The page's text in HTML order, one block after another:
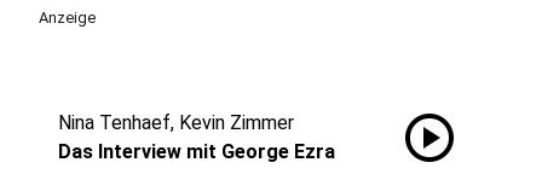
Anzeige
Nina Tenhaef, Kevin Zimmer
Das Interview mit George Ezra
play_circle